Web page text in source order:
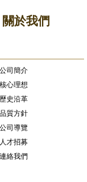
關於我們
公司簡介
核心理想
歷史沿革
品質方針
公司導覽
人才招募
連絡我們